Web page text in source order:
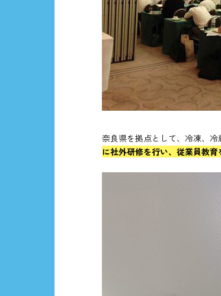
奈良県を拠点として、冷凍、冷
に社外研修を行い、従業員教育